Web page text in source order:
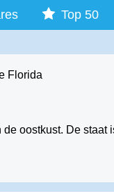
Top 50
Florida
oostkust. De